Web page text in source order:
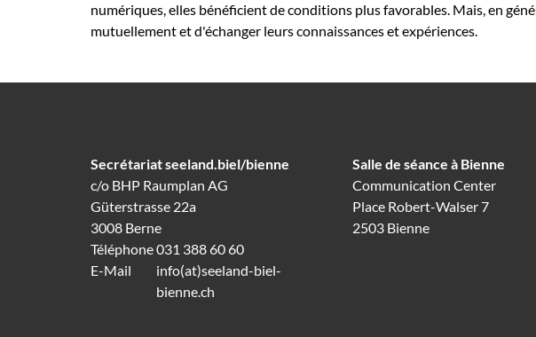
numériques, elles bénéficient de conditions plus favorables. Mais, en
mutuellement et d'échanger leurs connaissances et expériences.
Secrétariat seeland.biel/bienne
c/o BHP Raumplan AG
Güterstrasse 22a
3008 Berne
Téléphone031 388 60 60
E-Mail
info(at)seeland-biel-
bienne.ch
Salle de séance à Bienne
Communication Center
Place Robert-Walser 7
2503 Bienne